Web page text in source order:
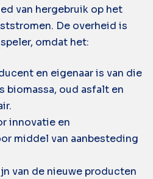
van hergebruik op het
De overheid is
omdat het:
en eigenaar is van die
biomassa, oud asfalt en
innovatie en
middel van aanbesteding
van de nieuwe producten